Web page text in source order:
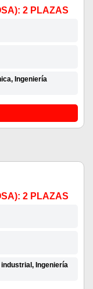
2 PLAZAS
Ingeniería
2 PLAZAS
Ingeniería